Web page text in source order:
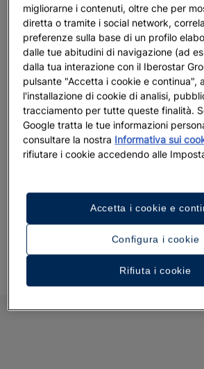
spiagge del mondo è la scelta ideale.
Desiderate più privacy e glamour?
hotel per soli adulti
, di lusso o di
migliore.
Come potete vedere, avete a
rendere indimenticabile la vostra fuga a
venite a vivere la vostra vacanza da
migliorarne i contenuti, oltre che per
diretta o tramite i social network,
preferenze sulla base di un profilo
dalle tue abitudini di navigazione (ad
dalla tua interazione con il Iberostar
pulsante "Accetta i cookie e continua",
l'installazione di cookie di analisi,
tracciamento per tutte queste finalità.
Google tratta le tue informazioni
consultare la nostra Informativa sui
rifiutare i cookie accedendo alle
Configura i cookie
Rifiuta i cookie
Accetta i cookie e